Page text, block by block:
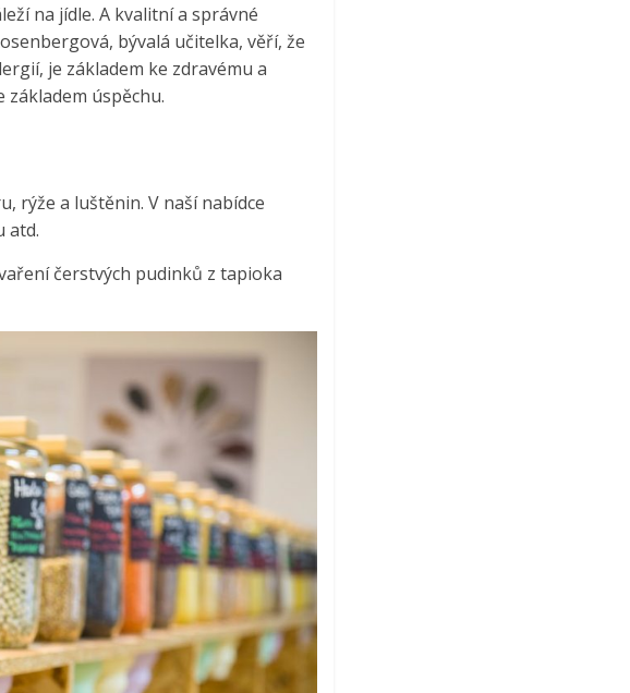
na jídle. A kvalitní a správné
bývalá učitelka, věří, že
je základem ke zdravému a
úspěchu.
rýže a luštěnin. V naší nabídce
atd.
čerstvých pudinků z tapioka